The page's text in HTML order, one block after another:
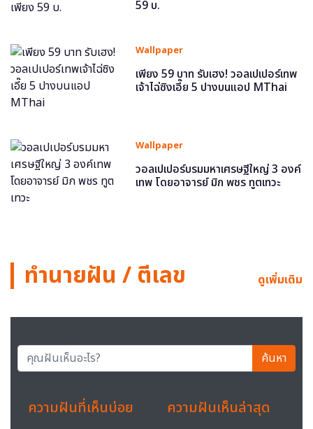
59 บ.
Wallpaper
เพียง 59 บาท รับเฮง! วอลเปเปอร์เทพ
เจ้าไฉ่ซิงเอี๊ย 5 ปางบนแอป MThai
Wallpaper
วอลเปเปอร์บรมมหาเศรษฐีใหญ่ 3 องค์
เทพ โดยอาจารย์ มิก พชร ทูตเทวะ
ทำนายฝัน / ตีเลข ดูเพิ่มเติม
ค้นหา
ความฝันที่เห็นบ่อย ความฝันเห็นล่าสุด